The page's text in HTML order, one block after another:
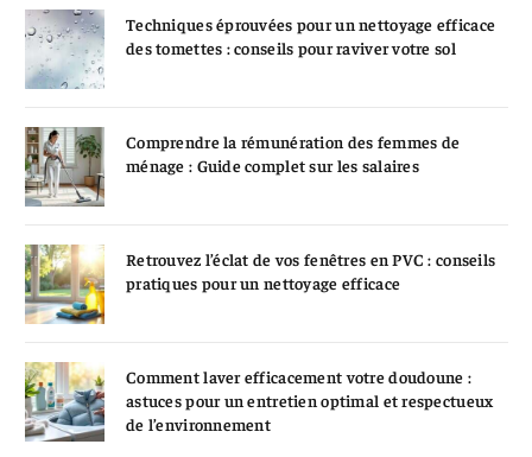
Techniques éprouvées pour un nettoyage efficace
des tomettes : conseils pour raviver votre sol
Comprendre la rémunération des femmes de
ménage : Guide complet sur les salaires
Retrouvez l’éclat de vos fenêtres en PVC : conseils
pratiques pour un nettoyage efficace
Comment laver efficacement votre doudoune :
astuces pour un entretien optimal et respectueux
de l’environnement